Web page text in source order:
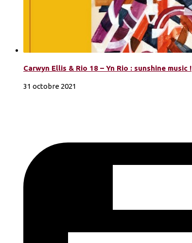
Carwyn Ellis & Rio 18 – Yn Rio : sunshine music !
31 octobre 2021